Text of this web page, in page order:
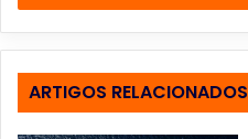
r
a
ARTIGOS RELACIONADOS